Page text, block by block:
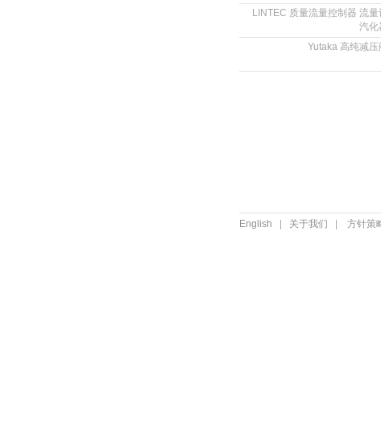
LINTEC 质量流量控制器 流量
汽化
Yutaka 高纯减压
English 关于我们 方针策